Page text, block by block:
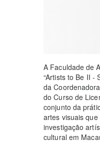
A Faculdade de
“Artists to Be II -
da
do Curso de
conjunto da
artes visuais
investigação
cultural em